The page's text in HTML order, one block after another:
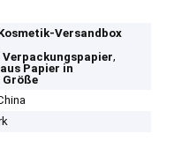
Versandbox
Verpackungspapier,
Papier in